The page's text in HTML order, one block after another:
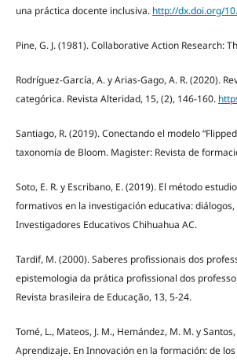
una práctica docente inclusiva. http://dx.doi.org/
Pine, G. J. (1981). Collaborative Action Research:
Rodríguez-García, A. y Arias-Gago, A. R. (2020).
categórica. Revista Alteridad, 15, (2), 146-160.
Santiago, R. (2019). Conectando el modelo
taxonomía de Bloom. Magister: Revista de
Soto, E. R. y Escribano, E. (2019). El método
formativos en la investigación educativa:
Investigadores Educativos Chihuahua AC.
Tardif, M. (2000). Saberes profissionais dos
epistemologia da prática profissional dos
Revista brasileira de Educação, 13, 5-24.
Tomé, L., Mateos, J. M., Hemández, M. M. y
Aprendizaje. En Innovación en la formación: de